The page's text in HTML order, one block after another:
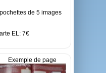
de 5 images
EL: 7€
Exemple de page